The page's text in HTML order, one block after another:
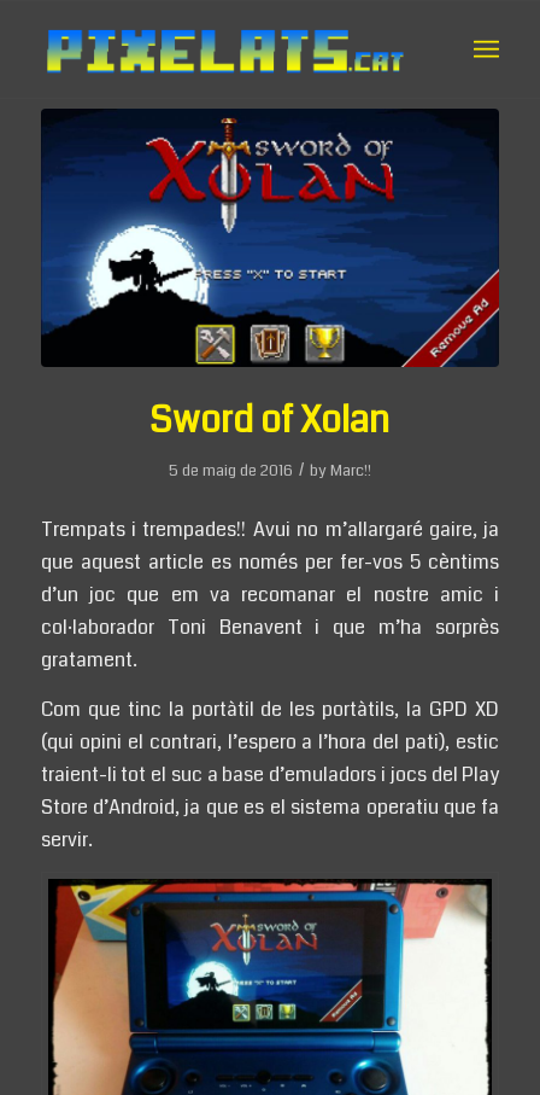
Sword of Xolan
5 de maig de 2016 / byMarc!!
Trempats i trempades!! Avui no m’allargaré gaire, ja
que aquest article es només per fer-vos 5 cèntims
d’un joc que em va recomanar el nostre amic i
col·laborador Toni Benavent i que m’ha sorprès
gratament.
Com que tinc la portàtil de les portàtils, la GPD XD
(qui opini el contrari, l’espero a l’hora del pati), estic
traient-li tot el suc a base d’emuladors i jocs del Play
Store d’Android, ja que es el sistema operatiu que fa
servir.